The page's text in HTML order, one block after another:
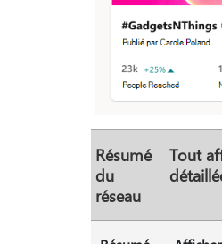
Résumé
du
réseau
Tout